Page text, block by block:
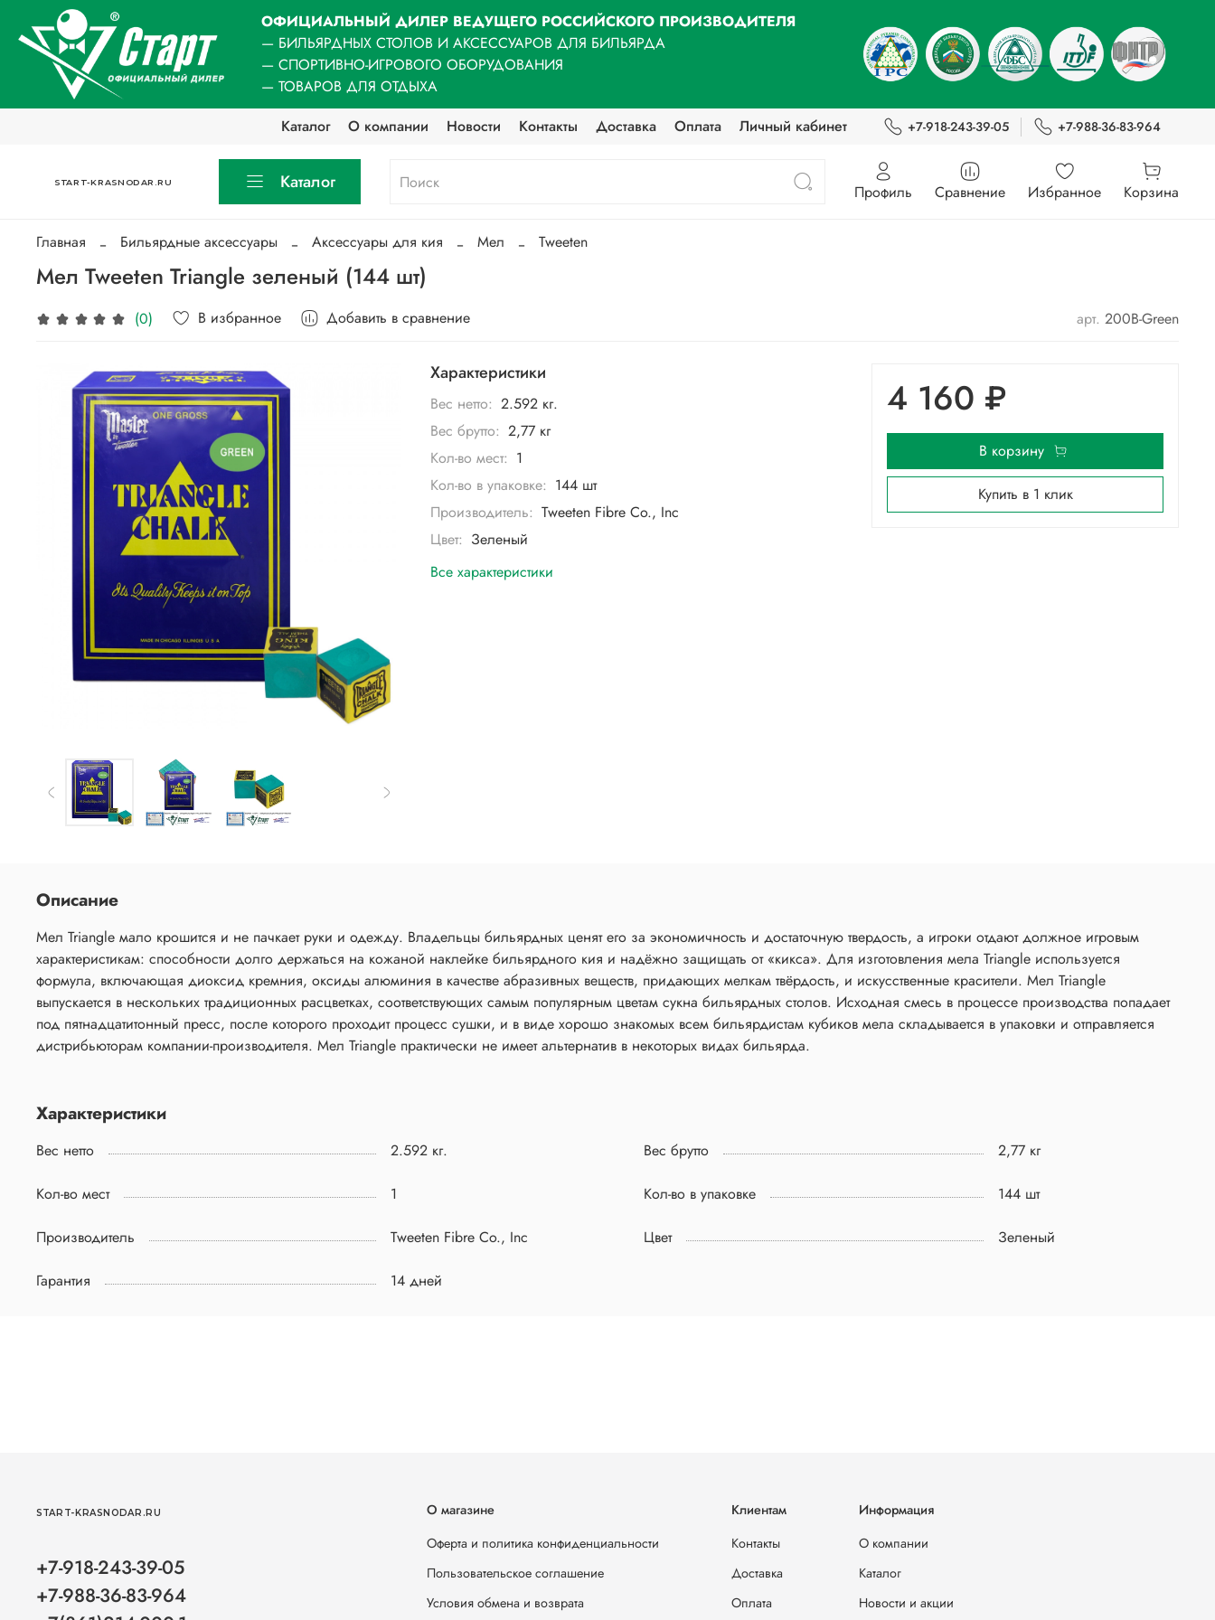
ОФИЦИАЛЬНЫЙ ДИЛЕР ВЕДУЩЕГО РОССИЙСКОГО ПРОИЗВОДИТЕЛЯ
— БИЛЬЯРДНЫХ СТОЛОВ И АКСЕССУАРОВ ДЛЯ БИЛЬЯРДА
— СПОРТИВНО-ИГРОВОГО ОБОРУДОВАНИЯ
— ТОВАРОВ ДЛЯ ОТДЫХА
Каталог
О компании Новости Контакты Доставка Оплата Личный кабинет +7-918-243-39-05 +7-988-36-83-964
START-KRASNODAR.RU Каталог Профиль Сравнение Избранное Корзина
Главная Бильярдные аксессуары Аксессуары для кия Мел Tweeten
Мел Tweeten Triangle зеленый (144 шт)
(0) В избранное Добавить в сравнение арт. 200B-Green
Характеристики
Вес нетто: 2.592 кг.
Вес брутто: 2,77 кг
Кол-во мест: 1
Кол-во в упаковке: 144 шт
Производитель: Tweeten Fibre Co., Inc
Цвет: Зеленый
Все характеристики
4 160 ₽
В корзину
Купить в 1 клик
Описание
Мел Triangle мало крошится и не пачкает руки и одежду. Владельцы бильярдных ценят его за экономичность и достаточную твердость, а игроки отдают должное игровым
характеристикам: способности долго держаться на кожаной наклейке бильярдного кия и надёжно защищать от «кикса». Для изготовления мела Triangle используется
формула, включающая диоксид кремния, оксиды алюминия в качестве абразивных веществ, придающих мелкам твёрдость, и искусственные красители. Мел Triangle
выпускается в нескольких традиционных расцветках, соответствующих самым популярным цветам сукна бильярдных столов. Исходная смесь в процессе производства попадает
под пятнадцатитонный пресс, после которого проходит процесс сушки, и в виде хорошо знакомых всем бильярдистам кубиков мела складывается в упаковки и отправляется
дистрибьюторам компании-производителя. Мел Triangle практически не имеет альтернатив в некоторых видах бильярда.
Характеристики
Вес нетто 2.592 кг. Вес брутто 2,77 кг
Кол-во мест 1 Кол-во в упаковке 144 шт
Производитель Tweeten Fibre Co., Inc Цвет Зеленый
Гарантия 14 дней
О магазине
Оферта и политика конфиденциальности
Пользовательское соглашение
Условия обмена и возврата
Клиентам
Контакты
Доставка
Оплата
Информация
О компании
Каталог
Новости и акции
START-KRASNODAR.RU
+7-918-243-39-05
+7-988-36-83-964